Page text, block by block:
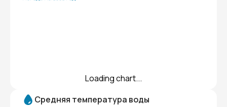
Loading chart...
Средняя температура воды